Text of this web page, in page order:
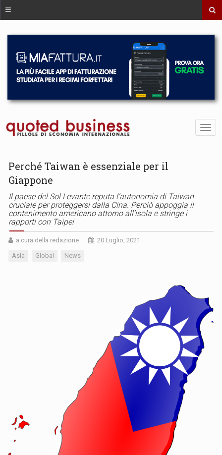
Perché Taiwan è essenziale per il
Giappone
Il paese del Sol Levante reputa l’autonomia di Taiwan
cruciale per proteggersi dalla Cina. Perciò appoggia il
contenimento americano attorno all’isola e stringe i
rapporti con Taipei
a cura della redazione 20 Luglio, 2021
Asia Global News